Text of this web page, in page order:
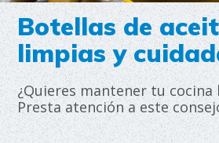
Botellas de
limpias y
¿Quieres mantener tu cocina
Presta atención a este